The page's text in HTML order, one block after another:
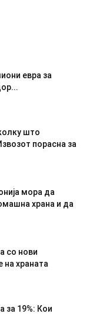
евра за
што
порасна за
мора да
храна и да
со нови
на храната
за 19%: Кои